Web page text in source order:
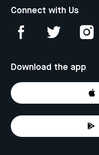
Connect with Us
Download the app